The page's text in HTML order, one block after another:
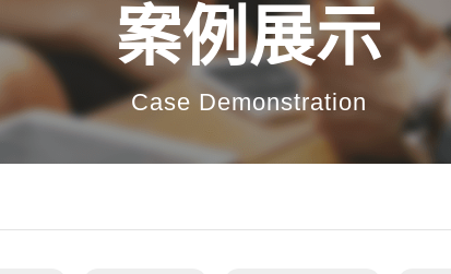
案例展示
Case Demonstration